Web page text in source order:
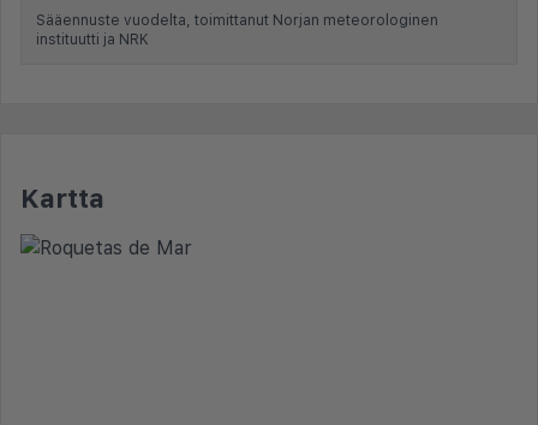
Sääennuste vuodelta, toimittanut Norjan meteorologinen
instituutti ja NRK
Kartta